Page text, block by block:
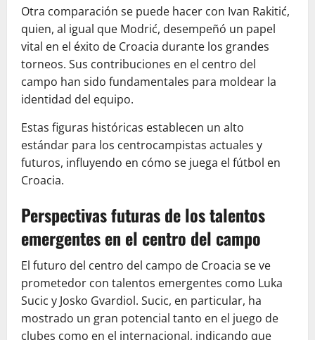
Otra comparación se puede hacer con Ivan Rakitić,
quien, al igual que Modrić, desempeñó un papel
vital en el éxito de Croacia durante los grandes
torneos. Sus contribuciones en el centro del
campo han sido fundamentales para moldear la
identidad del equipo.
Estas figuras históricas establecen un alto
estándar para los centrocampistas actuales y
futuros, influyendo en cómo se juega el fútbol en
Croacia.
Perspectivas futuras de los talentos
emergentes en el centro del campo
El futuro del centro del campo de Croacia se ve
prometedor con talentos emergentes como Luka
Sucic y Josko Gvardiol. Sucic, en particular, ha
mostrado un gran potencial tanto en el juego de
clubes como en el internacional, indicando que